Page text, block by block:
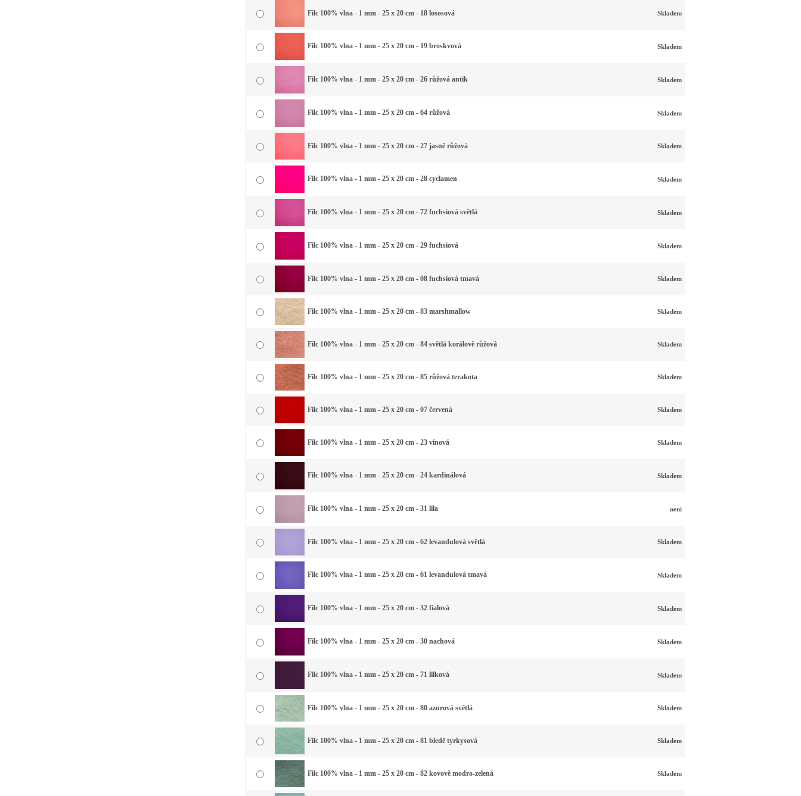
Filc 100% vlna - 1 mm - 25 x 20 cm - 18 lososová Skladem
Filc 100% vlna - 1 mm - 25 x 20 cm - 19 broskvová Skladem
Filc 100% vlna - 1 mm - 25 x 20 cm - 26 růžová antik Skladem
Filc 100% vlna - 1 mm - 25 x 20 cm - 64 růžová Skladem
Filc 100% vlna - 1 mm - 25 x 20 cm - 27 jasně růžová Skladem
Filc 100% vlna - 1 mm - 25 x 20 cm - 28 cyclamen Skladem
Filc 100% vlna - 1 mm - 25 x 20 cm - 72 fuchsiová světlá Skladem
Filc 100% vlna - 1 mm - 25 x 20 cm - 29 fuchsiová Skladem
Filc 100% vlna - 1 mm - 25 x 20 cm - 08 fuchsiová tmavá Skladem
Filc 100% vlna - 1 mm - 25 x 20 cm - 83 marshmallow Skladem
Filc 100% vlna - 1 mm - 25 x 20 cm - 84 světlá korálově růžová Skladem
Filc 100% vlna - 1 mm - 25 x 20 cm - 85 růžová terakota Skladem
Filc 100% vlna - 1 mm - 25 x 20 cm - 07 červená Skladem
Filc 100% vlna - 1 mm - 25 x 20 cm - 23 vínová Skladem
Filc 100% vlna - 1 mm - 25 x 20 cm - 24 kardinálová Skladem
Filc 100% vlna - 1 mm - 25 x 20 cm - 31 lila není
Filc 100% vlna - 1 mm - 25 x 20 cm - 62 levandulová světlá Skladem
Filc 100% vlna - 1 mm - 25 x 20 cm - 61 levandulová tmavá Skladem
Filc 100% vlna - 1 mm - 25 x 20 cm - 32 fialová Skladem
Filc 100% vlna - 1 mm - 25 x 20 cm - 30 nachová Skladem
Filc 100% vlna - 1 mm - 25 x 20 cm - 71 lilková Skladem
Filc 100% vlna - 1 mm - 25 x 20 cm - 80 azurová světlá Skladem
Filc 100% vlna - 1 mm - 25 x 20 cm - 81 bledě tyrkysová Skladem
Filc 100% vlna - 1 mm - 25 x 20 cm - 82 kovově modro-zelená Skladem